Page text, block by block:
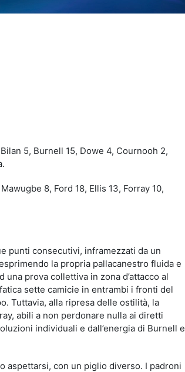
5, Burnell 15, Dowe 4, Cournooh 2,
8, Ford 18, Ellis 13, Forray 10,
punti consecutivi, inframezzati da un
la propria pallacanestro fluida e
prova collettiva in zona d’attacco al
sette camicie in entrambi i fronti del
Tuttavia, alla ripresa delle ostilità, la
abili a non perdonare nulla ai diretti
individuali e dall’energia di Burnell e
aspettarsi, con un piglio diverso. I padroni